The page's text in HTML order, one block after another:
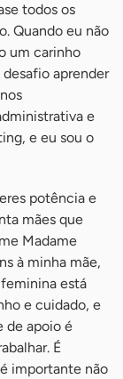
todos os
Quando eu não
um carinho
aprender
e
e eu sou o
potência e
mães que
Madame
à minha mãe,
está
e cuidado, e
de apoio é
É
importante não